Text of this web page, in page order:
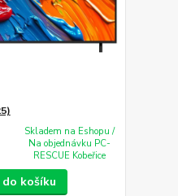
Skladem na Eshopu /
Na objednávku PC-
RESCUE Kobeřice
košíku